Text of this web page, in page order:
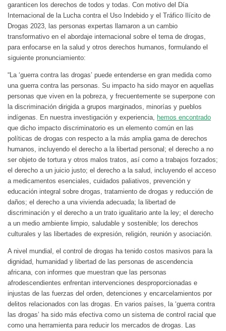
garanticen los derechos de todos y todas. Con motivo del Día
Internacional de la Lucha contra el Uso Indebido y el Tráfico Ilícito de
Drogas 2023, las personas expertas llamaron a un cambio
transformativo en el abordaje internacional sobre el tema de drogas,
para enfocarse en la salud y otros derechos humanos, formulando el
siguiente pronunciamiento:
“La ‘guerra contra las drogas’ puede entenderse en gran medida como
una guerra contra las personas. Su impacto ha sido mayor en aquellas
personas que viven en la pobreza, y frecuentemente se superpone con
la discriminación dirigida a grupos marginados, minorías y pueblos
indígenas. En nuestra investigación y experiencia, hemos encontrado
que dicho impacto discriminatorio es un elemento común en las
políticas de drogas con respecto a la más amplia gama de derechos
humanos, incluyendo el derecho a la libertad personal; el derecho a no
ser objeto de tortura y otros malos tratos, así como a trabajos forzados;
el derecho a un juicio justo; el derecho a la salud, incluyendo el acceso
a medicamentos esenciales, cuidados paliativos, prevención y
educación integral sobre drogas, tratamiento de drogas y reducción de
daños; el derecho a una vivienda adecuada; la libertad de
discriminación y el derecho a un trato igualitario ante la ley; el derecho
a un medio ambiente limpio, saludable y sostenible; los derechos
culturales y las libertades de expresión, religión, reunión y asociación.
A nivel mundial, el control de drogas ha tenido costos masivos para la
dignidad, humanidad y libertad de las personas de ascendencia
africana, con informes que muestran que las personas
afrodescendientes enfrentan intervenciones desproporcionadas e
injustas de las fuerzas del orden, detenciones y encarcelamientos por
delitos relacionados con las drogas. En varios países, la ‘guerra contra
las drogas’ ha sido más efectiva como un sistema de control racial que
como una herramienta para reducir los mercados de drogas. Las